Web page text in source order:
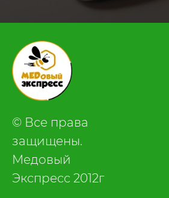
© Все права
защищены.
Медовый
Экспресс 2012г